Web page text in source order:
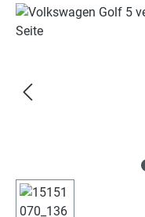
Bildergalerie